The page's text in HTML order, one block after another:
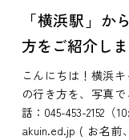
「横浜駅」か
方をご紹介しま
こんにちは！横浜
の行き方を、写真
話：045-453-2152（
akuin.ed.jp ( お名